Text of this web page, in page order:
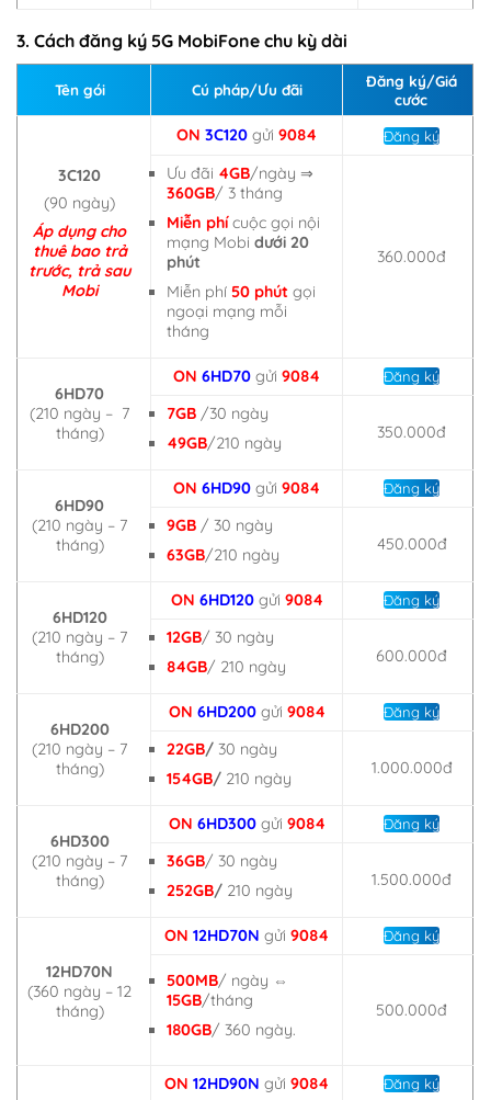
3. Cách đăng ký 5G MobiFone chu kỳ dài
Tên gói Cú pháp/Ưu đãi
Đăng ký/Giá
cước
3C120
(90 ngày)
Áp dụng cho
thuê bao trả
trước, trả sau
Mobi
ON 3C120 gửi 9084 Đăng ký
Ưu đãi 4GB/ngày ⇒
360GB/ 3 tháng
Miễn phícuộc gọi nội
mạng Mobidưới 20
phút
Miễn phí 50 phút gọi
ngoại mạng mỗi
tháng
360.000đ
6HD70
(210 ngày – 7
tháng)
ON 6HD70 gửi 9084 Đăng ký
7GB /30 ngày
49GB/210 ngày
350.000đ
6HD90
(210 ngày – 7
tháng)
ON 6HD90 gửi 9084 Đăng ký
9GB / 30 ngày
63GB/210 ngày
450.000đ
6HD120
(210 ngày – 7
tháng)
ON 6HD120 gửi 9084 Đăng ký
12GB/ 30 ngày
84GB/ 210 ngày
600.000đ
6HD200
(210 ngày – 7
tháng)
ON 6HD200 gửi 9084 Đăng ký
22GB/ 30 ngày
154GB/ 210 ngày
1.000.000đ
6HD300
(210 ngày – 7
tháng)
ON 6HD300 gửi 9084 Đăng ký
36GB/ 30 ngày
252GB/ 210 ngày
1.500.000đ
12HD70N
(360 ngày – 12
tháng)
ON 12HD70N gửi 9084 Đăng ký
500MB/ ngày ⇔
15GB/tháng
180GB/ 360 ngày.
500.000đ
ON 12HD90N gửi 9084 Đăng ký